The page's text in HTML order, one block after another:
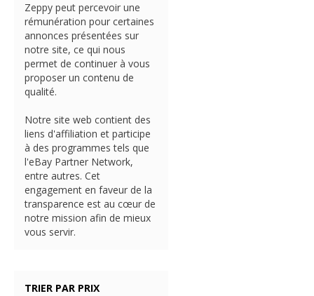
Zeppy peut percevoir une
rémunération pour certaines
annonces présentées sur
notre site, ce qui nous
permet de continuer à vous
proposer un contenu de
qualité.
Notre site web contient des
liens d'affiliation et participe
à des programmes tels que
l'eBay Partner Network,
entre autres. Cet
engagement en faveur de la
transparence est au cœur de
notre mission afin de mieux
vous servir.
TRIER PAR PRIX